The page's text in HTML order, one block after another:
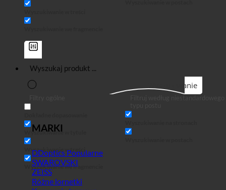
Wyszukiwanie
Wyszukiwanie w tytule
Wyszukiwanie w treści
Wyszukiwanie we fragmencie
MARKI
DDoptics
SWAROVSKI
ZEISS
Różne lornetki